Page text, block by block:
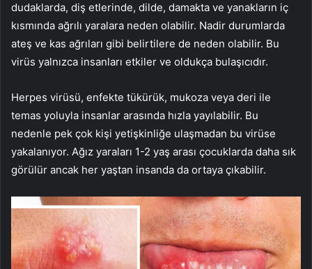
dudaklarda, diş etlerinde, dilde, damakta ve yanakların iç
kısmında ağrılı yaralara neden olabilir. Nadir durumlarda
ateş ve kas ağrıları gibi belirtilere de neden olabilir. Bu
virüs yalnızca insanları etkiler ve oldukça bulaşıcıdır.
Herpes virüsü, enfekte tükürük, mukoza veya deri ile
temas yoluyla insanlar arasında hızla yayılabilir. Bu
nedenle pek çok kişi yetişkinliğe ulaşmadan bu virüse
yakalanıyor. Ağız yaraları 1-2 yaş arası çocuklarda daha sık
görülür ancak her yaştan insanda da ortaya çıkabilir.